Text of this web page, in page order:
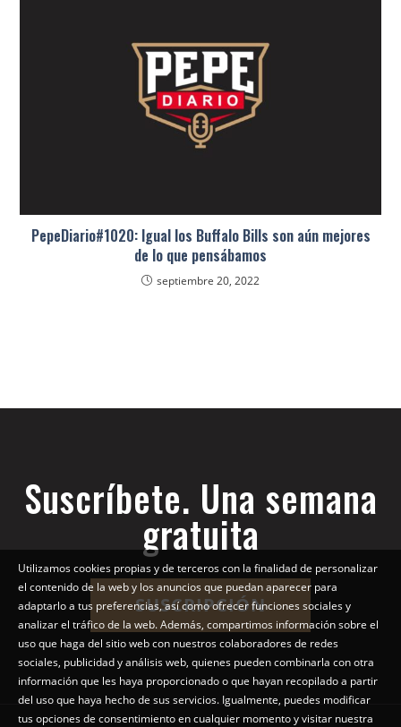
PepeDiario#1020: Igual los Buffalo Bills son aún mejores
de lo que pensábamos
septiembre 20, 2022
Suscríbete. Una semana
gratuita
SUSCRIPCIÓN
Utilizamos cookies propias y de terceros con la finalidad de personalizar
el contenido de la web y los anuncios que puedan aparecer para
adaptarlo a tus preferencias, así como ofrecer funciones sociales y
analizar el tráfico de la web. Además, compartimos información sobre el
uso que haga del sitio web con nuestros colaboradores de redes
sociales, publicidad y análisis web, quienes pueden combinarla con otra
información que les haya proporcionado o que hayan recopilado a partir
del uso que haya hecho de sus servicios. Igualmente, puedes modificar
tus opciones de consentimiento en cualquier momento y visitar nuestra